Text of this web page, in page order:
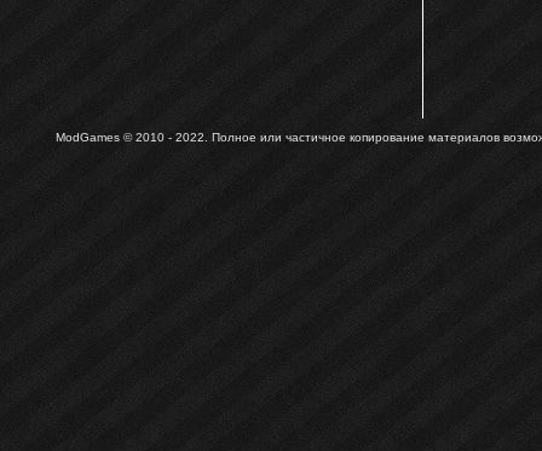
ModGames © 2010 - 2022. Полное или частичное копирование материалов